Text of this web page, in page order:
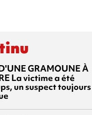
GRAMOUNE À
La victime a été
un suspect toujours